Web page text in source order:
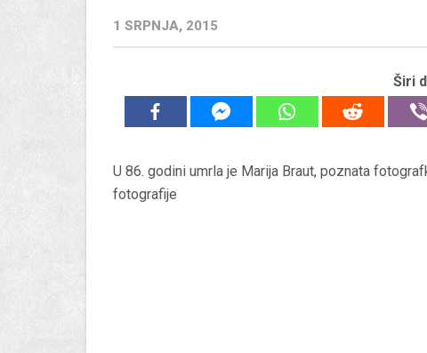
1 SRPNJA, 2015
Širi
U 86. godini umrla je Marija Braut, poznata
fotografije